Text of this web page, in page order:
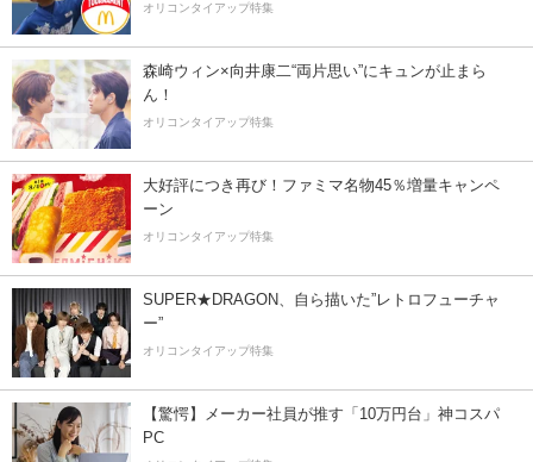
オリコンタイアップ特集
森崎ウィン×向井康二“両片思い”にキュンが止まら
ん！
オリコンタイアップ特集
大好評につき再び！ファミマ名物45％増量キャンペ
ーン
オリコンタイアップ特集
SUPER★DRAGON、自ら描いた”レトロフューチャ
ー”
オリコンタイアップ特集
【驚愕】メーカー社員が推す「10万円台」神コスパ
PC